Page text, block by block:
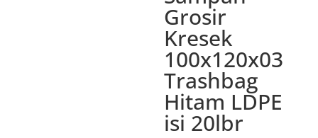
Grosir
Kresek
100x120x03
Trashbag
Hitam LDPE
isi 20lbr